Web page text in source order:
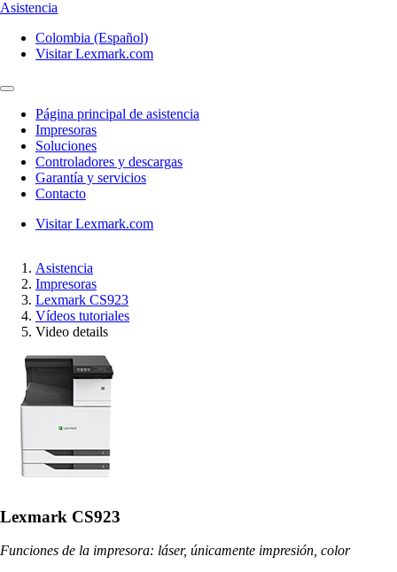
Asistencia
Colombia (Español)
Visitar Lexmark.com
Página principal de asistencia
Impresoras
Soluciones
Controladores y descargas
Garantía y servicios
Contacto
Visitar Lexmark.com
Asistencia
Impresoras
Lexmark CS923
Vídeos tutoriales
Video details
Lexmark CS923
Funciones de la impresora: láser, únicamente impresión, color